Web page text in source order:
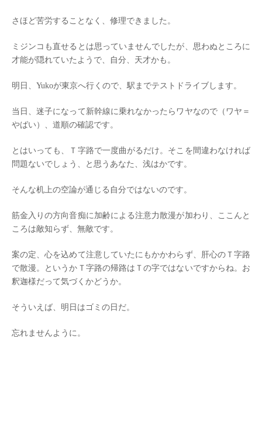
さほど苦労することなく、修理できました。
ミジンコも直せるとは思っていませんでしたが、思わぬところに
才能が隠れていたようで、自分、天才かも。
明日、Yukoが東京へ行くので、駅までテストドライブします。
当日、迷子になって新幹線に乗れなかったらワヤなので（ワヤ＝
やばい）、道順の確認です。
とはいっても、Ｔ字路で一度曲がるだけ。そこを間違わなければ
問題ないでしょう、と思うあなた、浅はかです。
そんな机上の空論が通じる自分ではないのです。
筋金入りの方向音痴に加齢による注意力散漫が加わり、ここんと
ころは敵知らず、無敵です。
案の定、心を込めて注意していたにもかかわらず、肝心のＴ字路
で散漫。というかＴ字路の帰路はＴの字ではないですからね。お
釈迦様だって気づくかどうか。
そういえば、明日はゴミの日だ。
忘れませんように。